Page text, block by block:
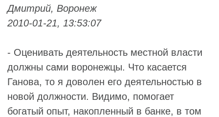
Дмитрий, Воронеж
2010-01-21, 13:53:07
- Оценивать деятельность местной власти
должны сами воронежцы. Что касается
Ганова, то я доволен его деятельностью в
новой должности. Видимо, помогает
богатый опыт, накопленный в банке, в том